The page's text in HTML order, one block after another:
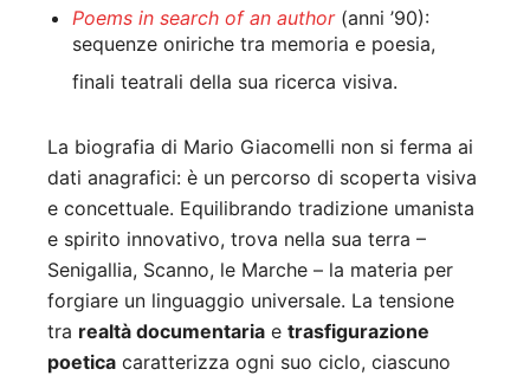
Poems in search of an author(anni ’90):
sequenze oniriche tra memoria e poesia,
finali teatrali della sua ricerca visiva.
La biografia di Mario Giacomelli non si ferma ai
dati anagrafici: è un percorso di scoperta visiva
e concettuale. Equilibrando tradizione umanista
e spirito innovativo, trova nella sua terra –
Senigallia, Scanno, le Marche – la materia per
forgiare un linguaggio universale. La tensione
tra realtà documentaria e trasfigurazione
poetica caratterizza ogni suo ciclo, ciascuno